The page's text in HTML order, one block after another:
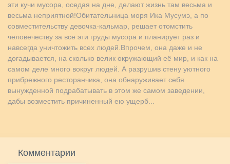
эти кучи мусора, оседая на дне, делают жизнь там весьма и
весьма неприятной!Обитательница моря Ика Мусумэ, а по
совместительству девочка-кальмар, решает отомстить
человечеству за все эти груды мусора и планирует раз и
навсегда уничтожить всех людей.Впрочем, она даже и не
догадывается, на сколько велик окружающий её мир, и как на
самом деле много вокруг людей. А разрушив стену уютного
прибрежного ресторанчика, она обнаруживает себя
вынужденной подрабатывать в этом же самом заведении,
дабы возместить причиненный ею ущерб...
Комментарии